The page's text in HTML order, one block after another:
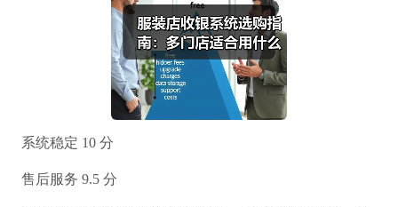
系统稳定 10 分
售后服务 9.5 分